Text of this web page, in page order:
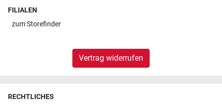
FILIALEN
zumStorefinder
Vertrag widerrufen
RECHTLICHES